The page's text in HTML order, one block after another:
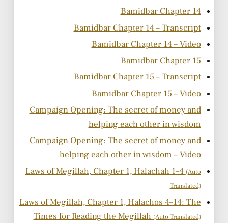
Bamidbar Chapter 14
Bamidbar Chapter 14 – Transcript
Bamidbar Chapter 14 – Video
Bamidbar Chapter 15
Bamidbar Chapter 15 – Transcript
Bamidbar Chapter 15 – Video
Campaign Opening: The secret of money and
helping each other in wisdom
Campaign Opening: The secret of money and
helping each other in wisdom – Video
Laws of Megillah, Chapter 1, Halachah 1–4(Auto
Translated)
Laws of Megillah, Chapter 1, Halachos 4–14: The
Times for Reading the Megillah (Auto Translated)